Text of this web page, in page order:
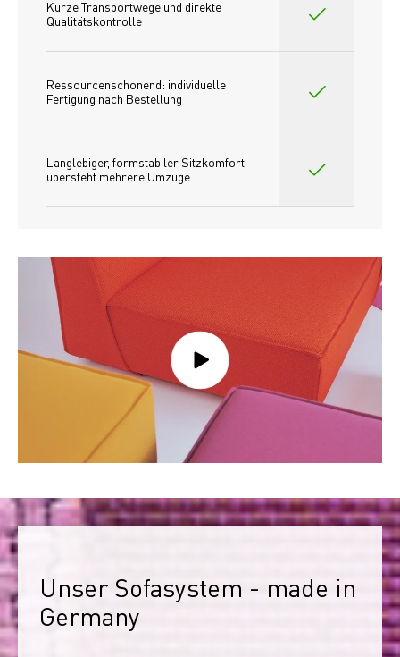
Kurze Transportwege und direkte
Qualitätskontrolle
Ressourcenschonend: individuelle
Fertigung nach Bestellung
Langlebiger, formstabiler Sitzkomfort
übersteht mehrere Umzüge
Unser Sofasystem - made in
Germany